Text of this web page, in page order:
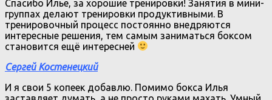
Спасибо Илье, за хорошие тренировки! Занятия в мини-
группах делают тренировки продуктивными. В
тренировочный процесс постоянно внедряются
интересные решения, тем самым заниматься боксом
становится ещё интересней
Сергей Костенецкий
И я свои 5 копеек добавлю. Помимо бокса Илья